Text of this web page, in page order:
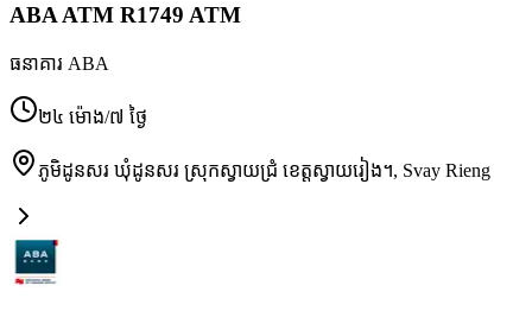
ABA ATM R1749 ATM
ធនាគារ ABA
២៤ ម៉ោង/៧ ថ្ងៃ
ភូមិដូនសរ ឃុំដូនសរ ស្រុកស្វាយជ្រំ ខេត្តស្វាយរៀង។, Svay Rieng